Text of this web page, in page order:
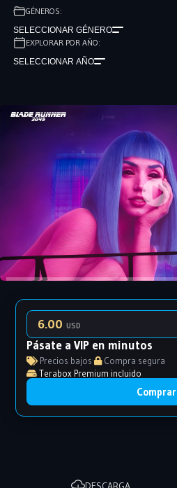
GÉNEROS:
SELECCIONAR GÉNERO
EXPLORAR POR AÑO:
SELECCIONAR AÑO
6.00USD
Pásate a VIP en minutos
Precios bajos·
Compra segura
Terabox Premium incluido
Comprar